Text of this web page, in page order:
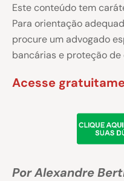
Este conteúdo tem
Para orientação
procure um advogado
bancárias e proteção de
Acesse
Por Alexandre